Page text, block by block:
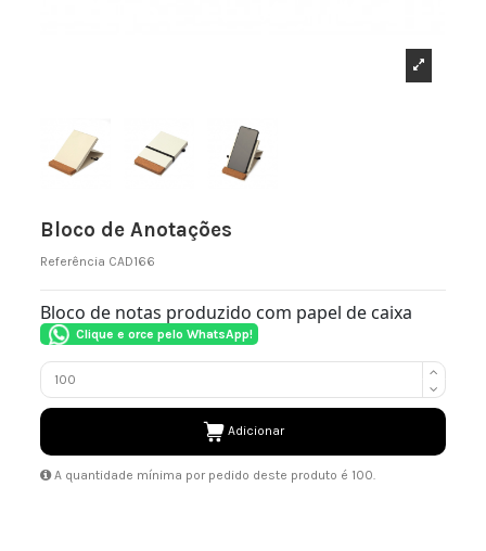
Bloco de Anotações
Referência CAD166
Bloco de notas produzido com papel de caixa
Clique e orce pelo WhatsApp!
Adicionar
A quantidade mínima por pedido deste produto é 100.